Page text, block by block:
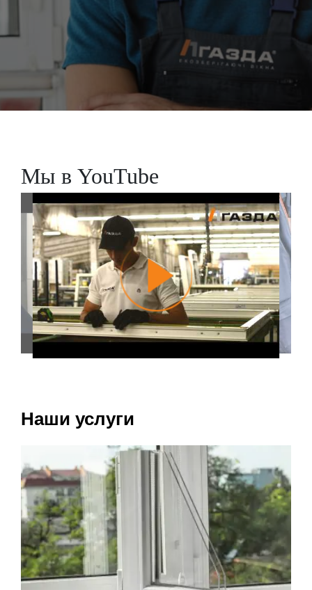
Мы в YouTube
Наши услуги